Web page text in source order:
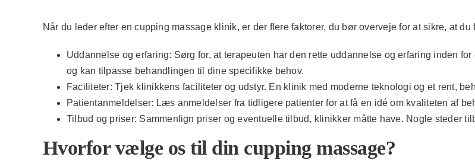
Når du leder efter en cupping massage klinik, er der flere faktorer, du bør overveje for at sikre, at
Uddannelse og erfaring: Sørg for, at terapeuten har den rette uddannelse og erfaring inden
og kan tilpasse behandlingen til dine specifikke behov.
Faciliteter: Tjek klinikkens faciliteter og udstyr. En klinik med moderne teknologi og et rent,
Patientanmeldelser: Læs anmeldelser fra tidligere patienter for at få en idé om kvaliteten af
Tilbud og priser: Sammenlign priser og eventuelle tilbud, klinikker måtte have. Nogle steder
Hvorfor vælge os til din cupping massage?